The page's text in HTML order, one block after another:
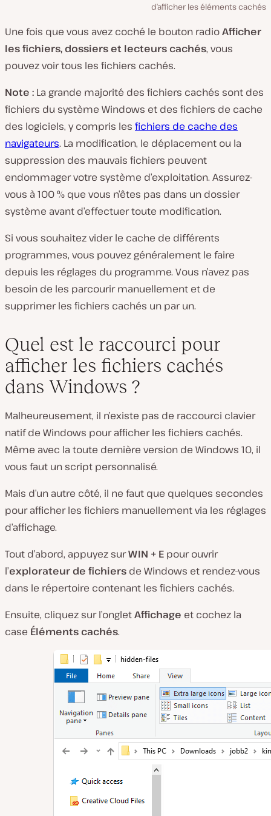
d’afficher les éléments cachés
Une fois que vous avez coché le bouton radioAfficher
les fichiers, dossiers et lecteurs cachés, vous
pouvez voir tous les fichiers cachés.
Note : La grande majorité des fichiers cachés sont des
fichiers du système Windows et des fichiers de cache
des logiciels, y compris les fichiers de cache des
navigateurs. La modification, le déplacement ou la
suppression des mauvais fichiers peuvent
endommager votre système d’exploitation. Assurez-
vous à 100 % que vous n’êtes pas dans un dossier
système avant d’effectuer toute modification.
Si vous souhaitez vider le cache de différents
programmes, vous pouvez généralement le faire
depuis les réglages du programme. Vous n’avez pas
besoin de les parcourir manuellement et de
supprimer les fichiers cachés un par un.
Quel est le raccourci pour
afficher les fichiers cachés
dans Windows ?
Malheureusement, il n’existe pas de raccourci clavier
natif de Windows pour afficher les fichiers cachés.
Même avec la toute dernière version de Windows 10, il
vous faut un script personnalisé.
Mais d’un autre côté, il ne faut que quelques secondes
pour afficher les fichiers manuellement via les réglages
d’affichage.
Tout d’abord, appuyez surWIN + E pour ouvrir
l’explorateur de fichiers de Windows et rendez-vous
dans le répertoire contenant les fichiers cachés.
Ensuite, cliquez sur l’ongletAffichage et cochez la
case Éléments cachés.